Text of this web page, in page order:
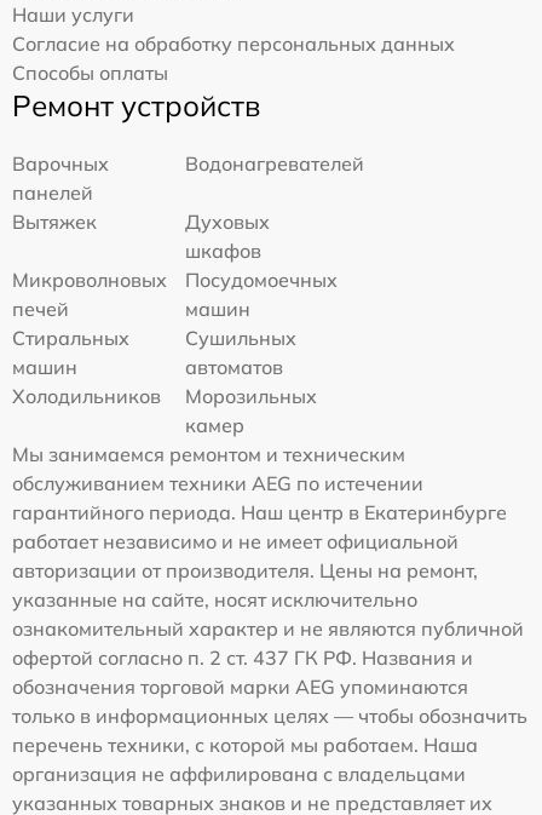
Наши услуги
Согласие на обработку персональных данных
Способы оплаты
Ремонт устройств
Варочных
панелей
Водонагревателей
Вытяжек
Духовых
шкафов
Микроволновых
печей
Посудомоечных
машин
Стиральных
машин
Сушильных
автоматов
Холодильников
Морозильных
камер
Мы занимаемся ремонтом и техническим
обслуживанием техники AEG по истечении
гарантийного периода. Наш центр в Екатеринбурге
работает независимо и не имеет официальной
авторизации от производителя. Цены на ремонт,
указанные на сайте, носят исключительно
ознакомительный характер и не являются публичной
офертой согласно п. 2 ст. 437 ГК РФ. Названия и
обозначения торговой марки AEG упоминаются
только в информационных целях — чтобы обозначить
перечень техники, с которой мы работаем. Наша
организация не аффилирована с владельцами
указанных товарных знаков и не представляет их